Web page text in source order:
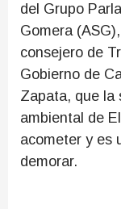
del Grupo
Gomera
consejero de
Gobierno de
Zapata, que la
ambiental de
acometer y es
demorar.